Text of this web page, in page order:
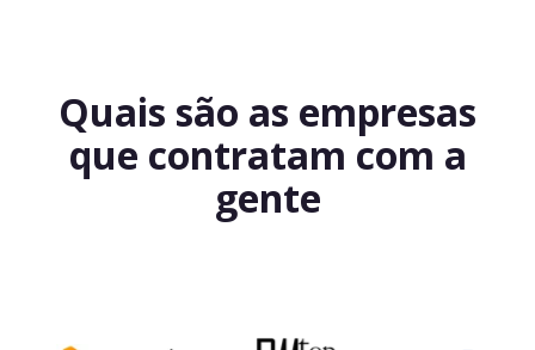
Quais são as empresas
que contratam com a
gente